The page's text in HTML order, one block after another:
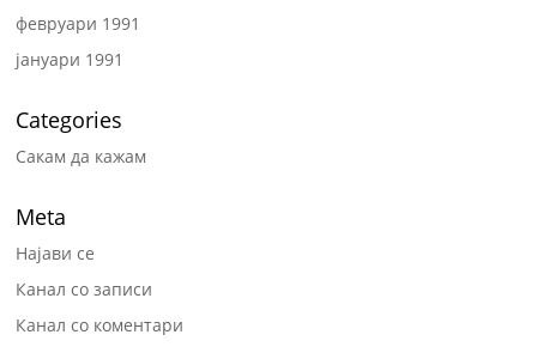
февруари 1991
јануари 1991
Categories
Сакам да кажам
Meta
Најави се
Канал со записи
Канал со коментари